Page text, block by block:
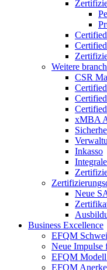
Weitere
CSR
xMBA
Inkasso
Neue
Business Excellence
EFQM
Neue Impulse
EFQM
EFQM